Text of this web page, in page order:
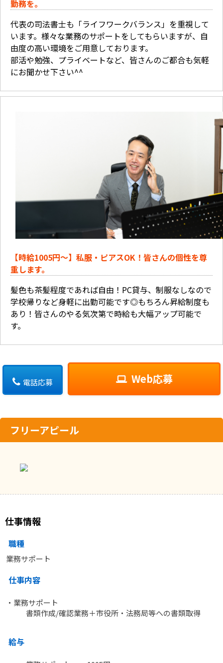
勤務を。
代表の司法書士も「ライフワークバランス」を重視して
います。様々な業務のサポートをしてもらいますが、自
由度の高い環境をご用意しております。
部活や勉強、プライベートなど、皆さんのご都合も気軽
にお聞かせ下さい^^
【時給1005円〜】私服・ピアスOK！皆さんの個性を尊
重します。
髪色も茶髪程度であれば自由！PC貸与、制服なしなので
学校帰りなど身軽に出勤可能です◎もちろん昇給制度も
あり！皆さんのやる気次第で時給も大幅アップ可能で
す。
電話応募 Web応募
フリーアピール
仕事情報
職種
業務サポート
仕事内容
・業務サポート
書類作成/確認業務＋市役所・法務局等への書類取得
給与